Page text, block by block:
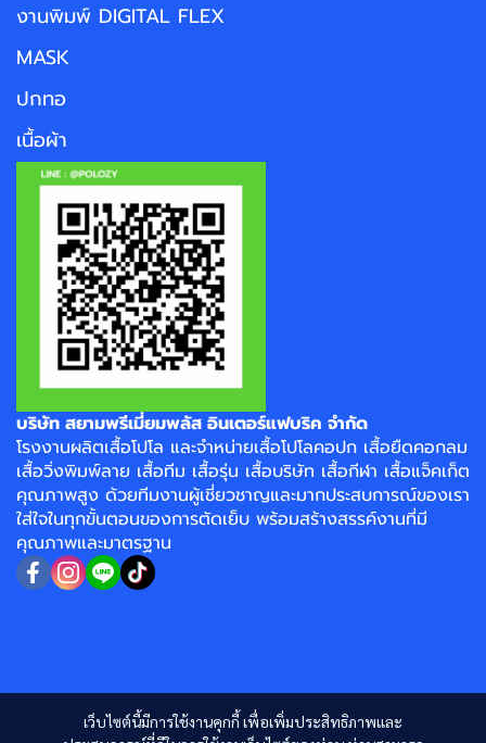
เว็บไซต์นี้มีการใช้งานคุกกี้ เพื่อเพิ่มประสิทธิภาพและ
งานพิมพ์ DIGITAL FLEX
MASK
ปกทอ
เนื้อผ้า
บริษัท สยามพรีเมี่ยมพลัส อินเตอร์แฟบริค จำกัด
โรงงานผลิตเสื้อโปโล และจำหน่ายเสื้อโปโลคอปก เสื้อยืดคอกลม
เสื้อวิ่งพิมพ์ลาย เสื้อทีม เสื้อรุ่น เสื้อบริษัท เสื้อกีฬา เสื้อแจ็คเก็ต
คุณภาพสูง ด้วยทีมงานผู้เชี่ยวชาญและมากประสบการณ์ของเรา
ใส่ใจในทุกขั้นตอนของการตัดเย็บ พร้อมสร้างสรรค์งานที่มี
คุณภาพและมาตรฐาน